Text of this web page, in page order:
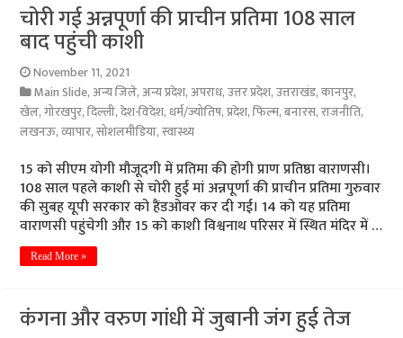
चोरी गई अन्नपूर्णा की प्राचीन प्रतिमा 108 साल
बाद पहुंची काशी
November 11, 2021
Main Slide,अन्य जिले,अन्य प्रदेश,अपराध,उत्तर प्रदेश,उत्तराखंड,कानपुर,
खेल,गोरखपुर,दिल्ली,देश-विदेश, धर्म/ज्योतिष,प्रदेश,फिल्म,बनारस,राजनीति,
लखनऊ,व्यापार,सोशलमीडिया,स्वास्थ्य
15 को सीएम योगी मौजूदगी में प्रतिमा की होगी प्राण प्रतिष्ठा वाराणसी।
108 साल पहले काशी से चोरी हुई मां अन्नपूर्णा की प्राचीन प्रतिमा गुरुवार
की सुबह यूपी सरकार को हैंडओवर कर दी गई। 14 को यह प्रतिमा
वाराणसी पहुंचेगी और 15 को काशी विश्वनाथ परिसर में स्थित मंदिर में …
Read More »
कंगना और वरुण गांधी में जुबानी जंग हुई तेज